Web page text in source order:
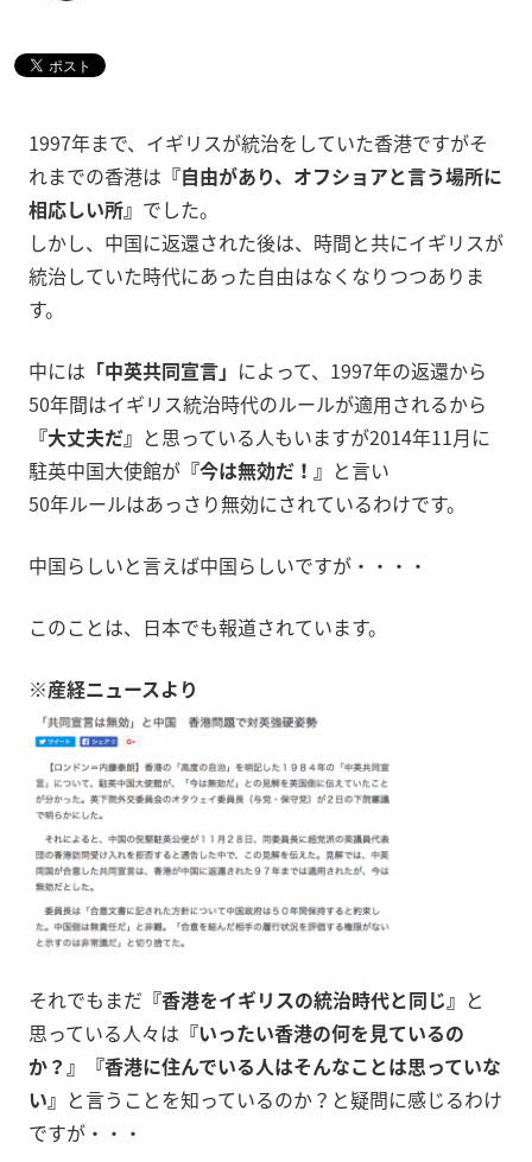
1997年まで、イギリスが統治をしていた香港ですがそ
れまでの香港は 『自由があり、オフショアと言う場所に
相応しい所』 でした。
しかし、中国に返還された後は、時間と共にイギリスが
統治していた時代にあった自由はなくなりつつありま
す。
中には 「中英共同宣言」 によって、1997年の返還から
50年間はイギリス統治時代のルールが適用されるから
『大丈夫だ』 と思っている人もいますが2014年11月に
駐英中国大使館が 『今は無効だ！』 と言い
50年ルールはあっさり無効にされているわけです。
中国らしいと言えば中国らしいですが・・・・
このことは、日本でも報道されています。
※産経ニュースより
それでもまだ 『香港をイギリスの統治時代と同じ』 と
思っている人々は 『いったい香港の何を見ているの
か？』『香港に住んでいる人はそんなことは思っていな
い』 と言うことを知っているのか？と疑問に感じるわけ
ですが・・・